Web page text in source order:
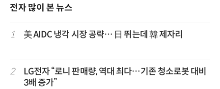
전자 많이 본 뉴스
1 美 AIDC 냉각 시장 공략… 日 뛰는데 韓 제자리
2
LG전자 “로니 판매량, 역대 최다…기존 청소로봇 대비
3배 증가”